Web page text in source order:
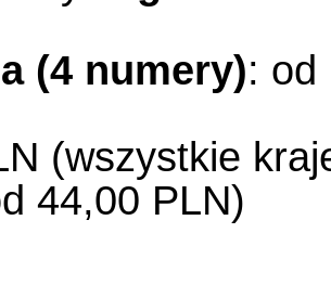
(4 numery): od
(wszystkie
44,00 PLN)